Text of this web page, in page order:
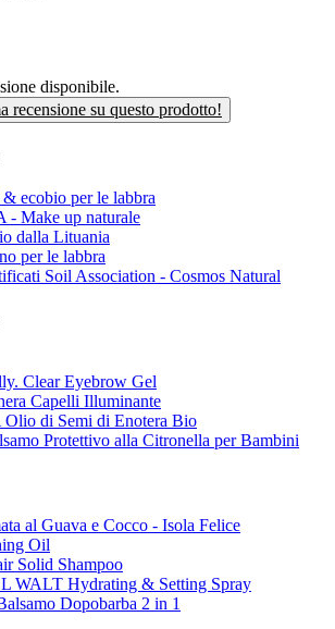
disponibile.
recensione su questo prodotto!
ecobio per le labbra
Make up naturale
dalla Lituania
per le labbra
Soil Association - Cosmos Natural
Clear Eyebrow Gel
Capelli Illuminante
di Semi di Enotera Bio
Protettivo alla Citronella per Bambini
al Guava e Cocco - Isola Felice
Oil
Solid Shampoo
WALT Hydrating & Setting Spray
Dopobarba 2 in 1